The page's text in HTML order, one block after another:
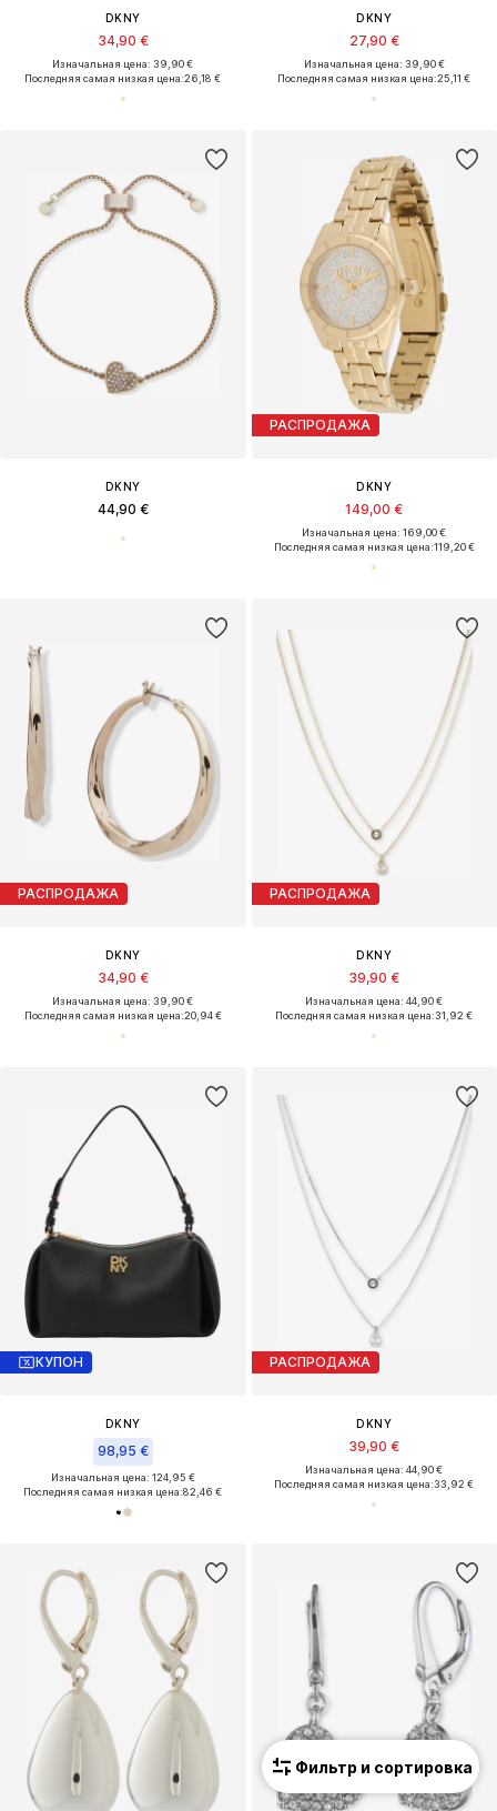
DKNY
34,90 €
Изначальная цена: 39,90 €
Последняя самая низкая цена:26,18 €
DKNY
27,90 €
Изначальная цена: 39,90 €
Последняя самая низкая цена:25,11 €
DKNY
44,90 €
РАСПРОДАЖА
DKNY
149,00 €
Изначальная цена: 169,00 €
Последняя самая низкая цена:119,20 €
РАСПРОДАЖА
DKNY
34,90 €
Изначальная цена: 39,90 €
Последняя самая низкая цена:20,94 €
РАСПРОДАЖА
DKNY
39,90 €
Изначальная цена: 44,90 €
Последняя самая низкая цена:31,92 €
КУПОН
DKNY
98,95 €
Изначальная цена: 124,95 €
Последняя самая низкая цена:82,46 €
РАСПРОДАЖА
DKNY
39,90 €
Изначальная цена: 44,90 €
Последняя самая низкая цена:33,92 €
Фильтр и сортировка